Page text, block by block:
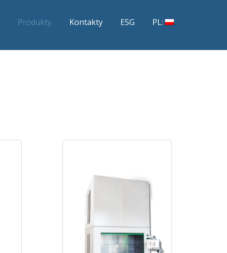
Produkty Kontakty ESG PL: